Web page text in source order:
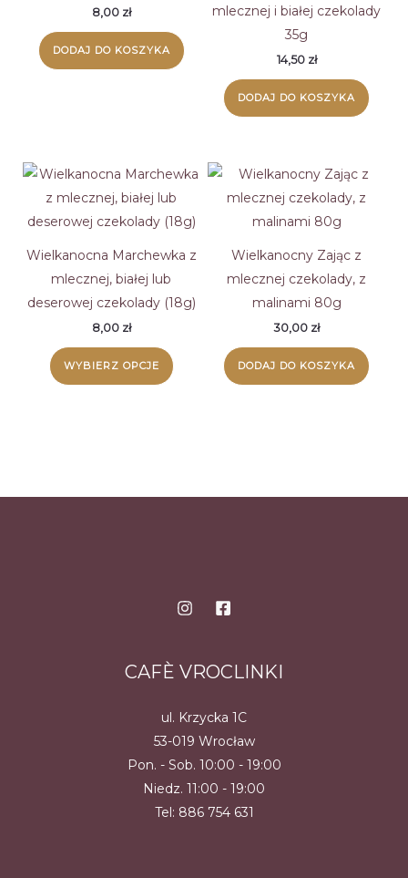
8,00 zł
DODAJ DO KOSZYKA
mlecznej i białej czekolady
35g
14,50 zł
DODAJ DO KOSZYKA
Wielkanocna Marchewka z
mlecznej, białej lub
deserowej czekolady (18g)
8,00 zł
WYBIERZ OPCJE
produkt
można
Wielkanocny Zając z
mlecznej czekolady, z
malinami 80g
30,00 zł
DODAJ DO KOSZYKA
CAFÈ VROCLINKI
ul. Krzycka 1C
53-019 Wrocław
Pon. - Sob. 10:00 - 19:00
Niedz. 11:00 - 19:00
Tel: 886 754 631